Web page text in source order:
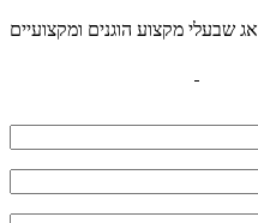
שבעלי מקצוע הוגנים ומקצועיים